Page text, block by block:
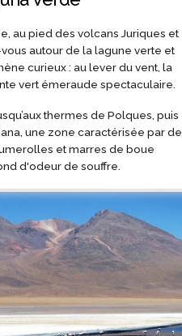
au pied des volcans Juriques et
autour de la lagune verte et
curieux : au lever du vent, la
vert émeraude spectaculaire.
thermes de Polques, puis
une zone caractérisée par de
et marres de boue
d'odeur de souffre.